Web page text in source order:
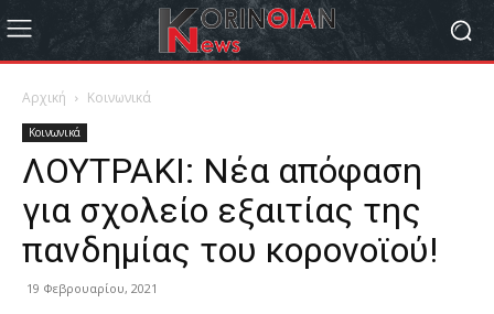
Αρχική Κοινωνικά
Κοινωνικά
ΛΟΥΤΡΑΚΙ: Νέα απόφαση
για σχολείο εξαιτίας της
πανδημίας του κορονοϊού!
19 Φεβρουαρίου, 2021